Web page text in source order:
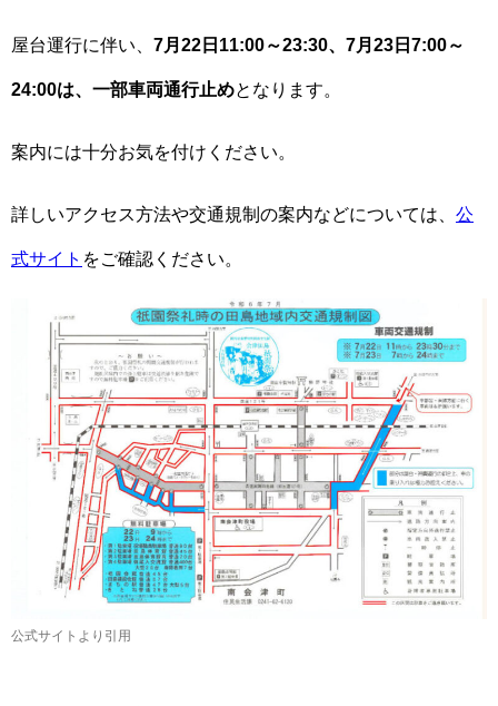
屋台運行に伴い、 7月22日11:00～23:30、7月23日7:00～
24:00は、一部車両通行止めとなります。
案内には十分お気を付けください。
詳しいアクセス方法や交通規制の案内などについては、 公
式サイト をご確認ください。
公式サイトより引用